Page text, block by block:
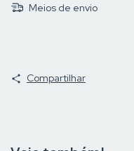
Meios de envio
Compartilhar